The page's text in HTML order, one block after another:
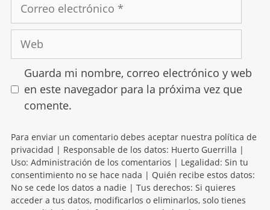
Guarda mi nombre, correo electrónico y web
en este navegador para la próxima vez que
comente.
Para enviar un comentario debes aceptar nuestra política de
privacidad | Responsable de los datos: Huerto Guerrilla |
Uso: Administración de los comentarios | Legalidad: Sin tu
consentimiento no se hace nada | Quién recibe estos datos:
No se cede los datos a nadie | Tus derechos: Si quieres
acceder a tus datos, modificarlos o eliminarlos, solo tienes